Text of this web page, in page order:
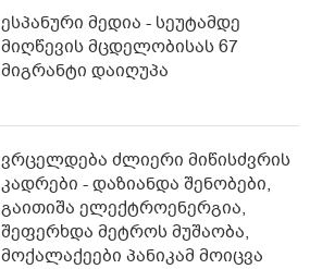
ესპანური მედია - სეუტამდე
მიღწევის მცდელობისას 67
მიგრანტი დაიღუპა
ვრცელდება ძლიერი მიწისძვრის
კადრები - დაზიანდა შენობები,
გაითიშა ელექტროენერგია,
შეფერხდა მეტროს მუშაობა,
მოქალაქეები პანიკამ მოიცვა